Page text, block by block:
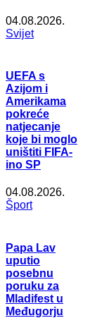
04.08.2026.
Svijet
UEFA s
Azijom i
Amerikama
pokreće
natjecanje
koje bi moglo
uništiti FIFA-
ino SP
04.08.2026.
Šport
Papa Lav
uputio
posebnu
poruku za
Mladifest u
Međugorju